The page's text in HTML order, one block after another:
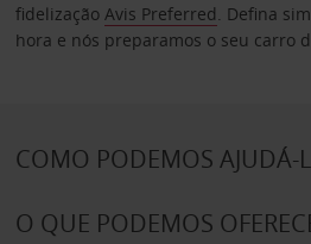
fidelização Avis Preferred. Defina
hora e nós preparamos o seu carro
COMO PODEMOS AJUDÁ-
O QUE PODEMOS